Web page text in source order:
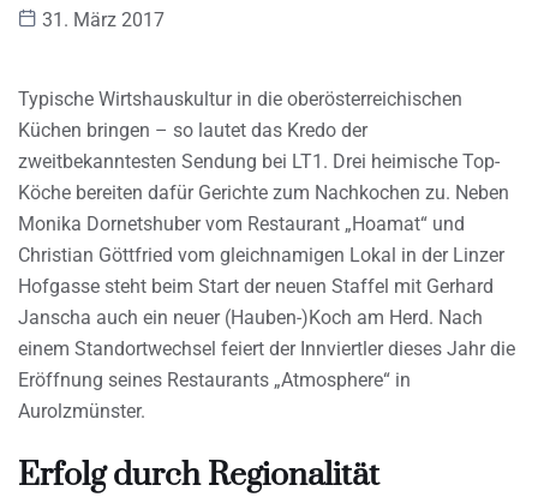
31. März 2017
Typische Wirtshauskultur in die oberösterreichischen
Küchen bringen – so lautet das Kredo der
zweitbekanntesten Sendung bei LT1. Drei heimische Top-
Köche bereiten dafür Gerichte zum Nachkochen zu. Neben
Monika Dornetshuber vom Restaurant „Hoamat“ und
Christian Göttfried vom gleichnamigen Lokal in der Linzer
Hofgasse steht beim Start der neuen Staffel mit Gerhard
Janscha auch ein neuer (Hauben-)Koch am Herd. Nach
einem Standortwechsel feiert der Innviertler dieses Jahr die
Eröffnung seines Restaurants „Atmosphere“ in
Aurolzmünster.
Erfolg durch Regionalität